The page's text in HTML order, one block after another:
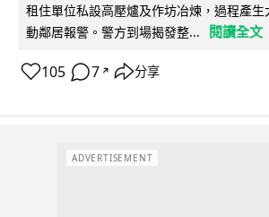
租住單位私設高壓爐及作坊冶煉，過程產
動鄰居報警。警方到場揭發整...
閱讀全文
105 7 ↗ 分享
ADVERTISEMENT